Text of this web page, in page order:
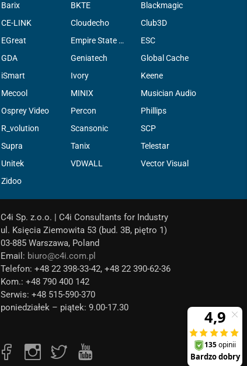
Barix BKTE
Blackmagic
CE-LINK Cloudecho
Club3D
EGreat Empire State Filter Company, INC.
ESC
GDA Geniatech
Global Cache
iSmart Ivory
Keene
Mecool MINIX
Musician Audio
Osprey Video Percon
Phillips
R_volution Scansonic
SCP
Supra Tanix
Telestar
Unitek VDWALL
Vector Visual
Zidoo
C4i Sp. z.o.o. | C4i Consultants for Industry
ul. Księcia Ziemowita 53 (bud. 3B, piętro 1)
03-885 Warszawa, Poland
Email: biuro@c4i.com.pl
Telefon: +48 22 398-33-42, +48 22 390-62-36
Kom.: +48 790 400 142
Serwis: +48 515-590-370
poniedziałek – piątek: 9.00-17.30